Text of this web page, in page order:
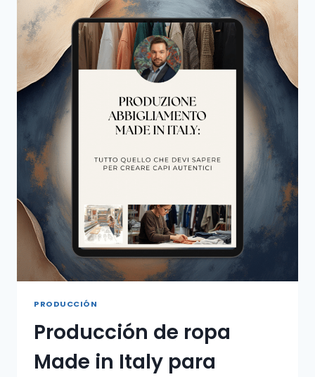
PRODUCCIÓN
Producción de ropa
Made in Italy para